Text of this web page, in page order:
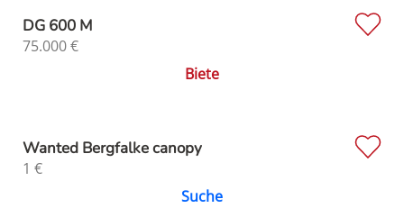
DG 600 M
75.000€
Biete
Wanted Bergfalke canopy
1 €
Suche